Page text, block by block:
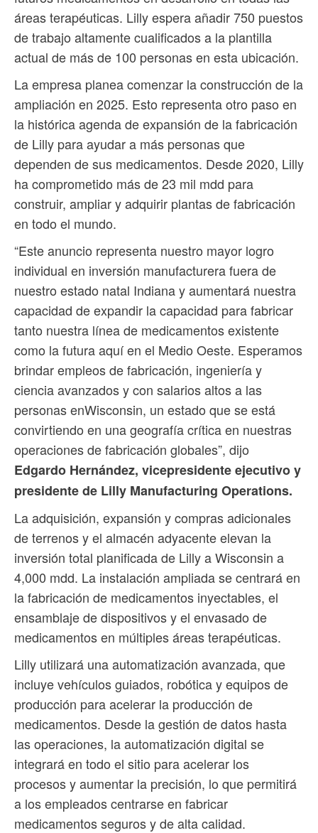
áreas terapéuticas. Lilly espera añadir 750 puestos
de trabajo altamente cualificados a la plantilla
actual de más de 100 personas en esta ubicación.
La empresa planea comenzar la construcción de la
ampliación en 2025. Esto representa otro paso en
la histórica agenda de expansión de la fabricación
de Lilly para ayudar a más personas que
dependen de sus medicamentos. Desde 2020, Lilly
ha comprometido más de 23 mil mdd para
construir, ampliar y adquirir plantas de fabricación
en todo el mundo.
“Este anuncio representa nuestro mayor logro
individual en inversión manufacturera fuera de
nuestro estado natal Indiana y aumentará nuestra
capacidad de expandir la capacidad para fabricar
tanto nuestra línea de medicamentos existente
como la futura aquí en el Medio Oeste. Esperamos
brindar empleos de fabricación, ingeniería y
ciencia avanzados y con salarios altos a las
personas enWisconsin, un estado que se está
convirtiendo en una geografía crítica en nuestras
operaciones de fabricación globales”, dijo
Edgardo Hernández, vicepresidente ejecutivo y
presidente de Lilly Manufacturing Operations.
La adquisición, expansión y compras adicionales
de terrenos y el almacén adyacente elevan la
inversión total planificada de Lilly a Wisconsin a
4,000 mdd. La instalación ampliada se centrará en
la fabricación de medicamentos inyectables, el
ensamblaje de dispositivos y el envasado de
medicamentos en múltiples áreas terapéuticas.
Lilly utilizará una automatización avanzada, que
incluye vehículos guiados, robótica y equipos de
producción para acelerar la producción de
medicamentos. Desde la gestión de datos hasta
las operaciones, la automatización digital se
integrará en todo el sitio para acelerar los
procesos y aumentar la precisión, lo que permitirá
a los empleados centrarse en fabricar
medicamentos seguros y de alta calidad.